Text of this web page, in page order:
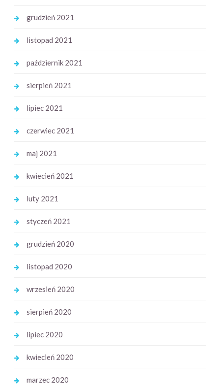
grudzień 2021
listopad 2021
październik 2021
sierpień 2021
lipiec 2021
czerwiec 2021
maj 2021
kwiecień 2021
luty 2021
styczeń 2021
grudzień 2020
listopad 2020
wrzesień 2020
sierpień 2020
lipiec 2020
kwiecień 2020
marzec 2020